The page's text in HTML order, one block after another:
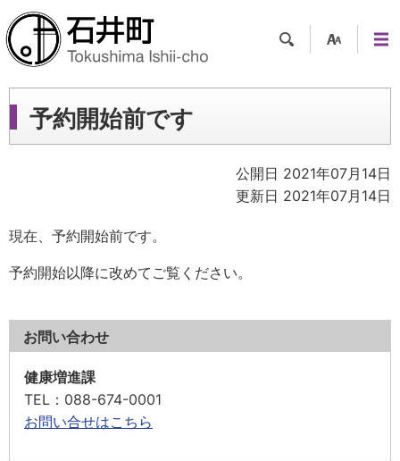
ツー
ュー
予約開始前です
公開日 2021年07月14日
更新日 2021年07月14日
現在、予約開始前です。
予約開始以降に改めてご覧ください。
お問い合わせ
健康増進課
TEL ：088-674-0001
お問い合せはこちら